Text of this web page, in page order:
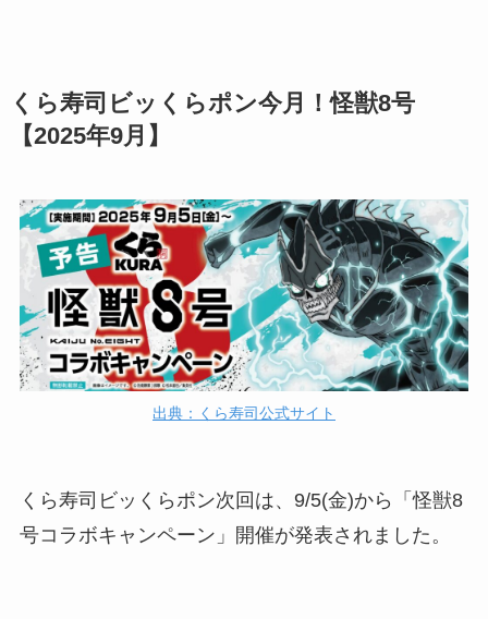
くら寿司ビッくらポン今月！怪獣8号
【2025年9月】
出典：くら寿司公式サイト
くら寿司ビッくらポン次回は、9/5(金)から「怪獣8
号コラボキャンペーン」開催が発表されました。